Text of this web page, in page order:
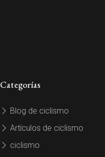
Categorías
Blog de ciclismo
Artículos de ciclismo
ciclismo